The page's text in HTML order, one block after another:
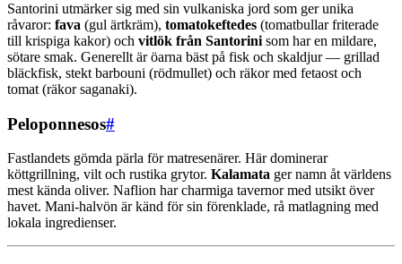
Santorini utmärker sig med sin vulkaniska jord som ger unika
råvaror: fava (gul ärtkräm), tomatokeftedes (tomatbullar friterade
till krispiga kakor) och vitlök från Santorini som har en mildare,
sötare smak. Generellt är öarna bäst på fisk och skaldjur — grillad
bläckfisk, stekt barbouni (rödmullet) och räkor med fetaost och
tomat (räkor saganaki).
Peloponnesos#
Fastlandets gömda pärla för matresenärer. Här dominerar
köttgrillning, vilt och rustika grytor. Kalamata ger namn åt världens
mest kända oliver. Naflion har charmiga tavernor med utsikt över
havet. Mani-halvön är känd för sin förenklade, rå matlagning med
lokala ingredienser.